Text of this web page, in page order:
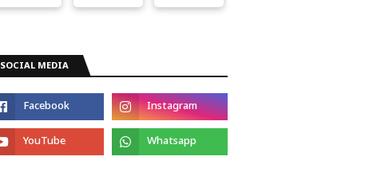
SOCIAL MEDIA